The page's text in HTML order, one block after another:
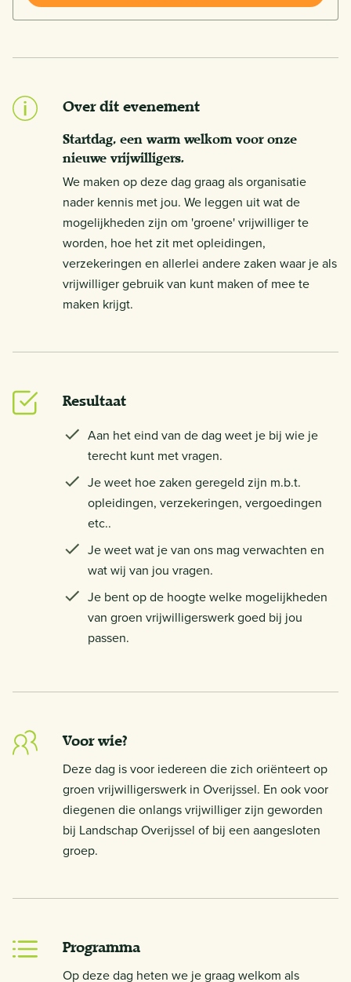
Over dit evenement
Startdag, een warm welkom voor onze
nieuwe vrijwilligers.
We maken op deze dag graag als organisatie
nader kennis met jou. We leggen uit wat de
mogelijkheden zijn om 'groene' vrijwilliger te
worden, hoe het zit met opleidingen,
verzekeringen en allerlei andere zaken waar je als
vrijwilliger gebruik van kunt maken of mee te
maken krijgt.
Resultaat
Aan het eind van de dag weet je bij wie je
terecht kunt met vragen.
Je weet hoe zaken geregeld zijn m.b.t.
opleidingen, verzekeringen, vergoedingen
etc..
Je weet wat je van ons mag verwachten en
wat wij van jou vragen.
Je bent op de hoogte welke mogelijkheden
van groen vrijwilligerswerk goed bij jou
passen.
Voor wie?
Deze dag is voor iedereen die zich oriënteert op
groen vrijwilligerswerk in Overijssel. En ook voor
diegenen die onlangs vrijwilliger zijn geworden
bij Landschap Overijssel of bij een aangesloten
groep.
Programma
Op deze dag heten we je graag welkom als